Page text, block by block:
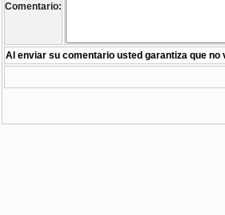
Comentario:
Al enviar su comentario usted garantiza que no